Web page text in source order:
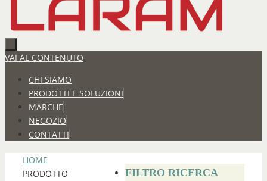
VAI AL CONTENUTO
CHI SIAMO
PRODOTTI E SOLUZIONI
MARCHE
NEGOZIO
CONTATTI
HOME
PRODOTTO
FILTRO RICERCA